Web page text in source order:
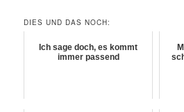
DIES UND DAS NOCH:
Ich sage doch, es kommt
immer passend